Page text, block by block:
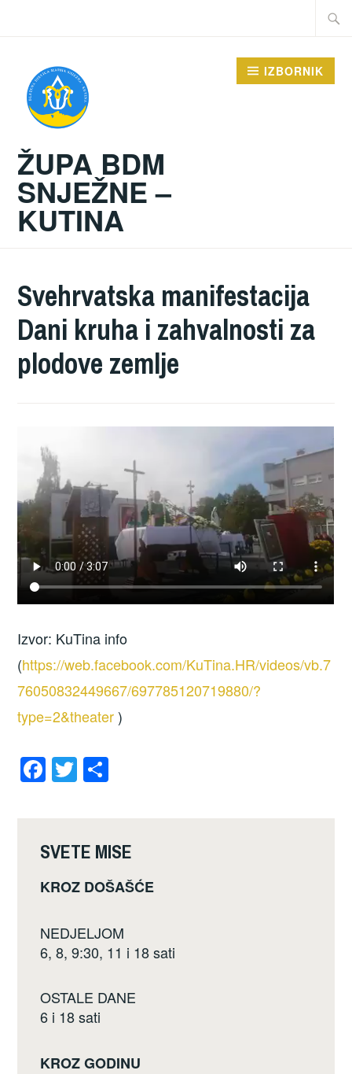
Traži:
ŽUPA BDM
SNJEŽNE –
KUTINA
IZBORNIK
Svehrvatska manifestacija
Dani kruha i zahvalnosti za
plodove zemlje
Izvor: KuTina info
(https://web.facebook.com/KuTina.HR/videos/vb.7
76050832449667/697785120719880/?
type=2&theater)
F
a
e
b
o
o
k
T
wi
er e
SVETE MISE
KROZ DOŠAŠĆE
NEDJELJOM
6, 8, 9:30, 11 i 18 sati
OSTALE DANE
6 i 18 sati
KROZ GODINU